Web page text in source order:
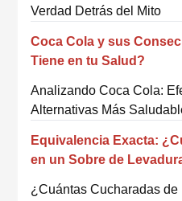
Verdad Detrás del Mito
Coca Cola y sus
Tiene en tu Salud?
Analizando Coca Cola:
Alternativas Más
Equivalencia Exacta:
en un Sobre de
¿Cuántas Cucharadas